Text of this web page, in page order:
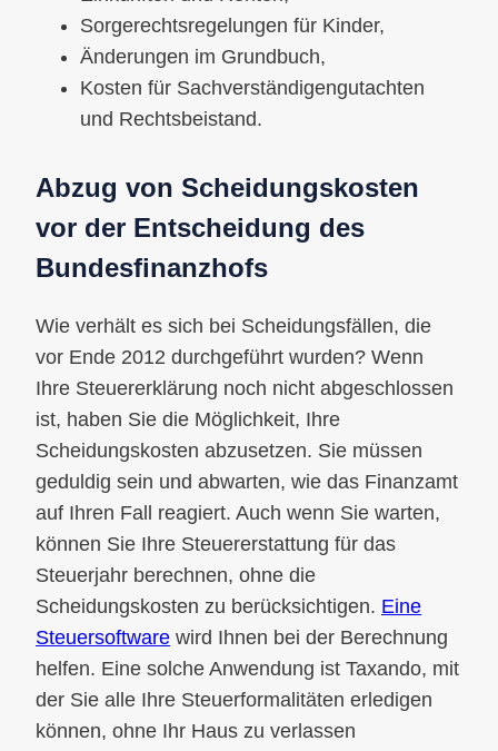
Sorgerechtsregelungen für Kinder,
Änderungen im Grundbuch,
Kosten für Sachverständigengutachten
und Rechtsbeistand.
Abzug von Scheidungskosten
vor der Entscheidung des
Bundesfinanzhofs
Wie verhält es sich bei Scheidungsfällen, die
vor Ende 2012 durchgeführt wurden? Wenn
Ihre Steuererklärung noch nicht abgeschlossen
ist, haben Sie die Möglichkeit, Ihre
Scheidungskosten abzusetzen. Sie müssen
geduldig sein und abwarten, wie das Finanzamt
auf Ihren Fall reagiert. Auch wenn Sie warten,
können Sie Ihre Steuererstattung für das
Steuerjahr berechnen, ohne die
Scheidungskosten zu berücksichtigen. Eine
Steuersoftware wird Ihnen bei der Berechnung
helfen. Eine solche Anwendung ist Taxando, mit
der Sie alle Ihre Steuerformalitäten erledigen
können, ohne Ihr Haus zu verlassen